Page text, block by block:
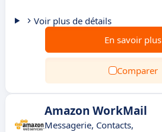
Voir plus de détails
En savoir plus
Comparer
Amazon WorkMail
Messagerie, Contacts,